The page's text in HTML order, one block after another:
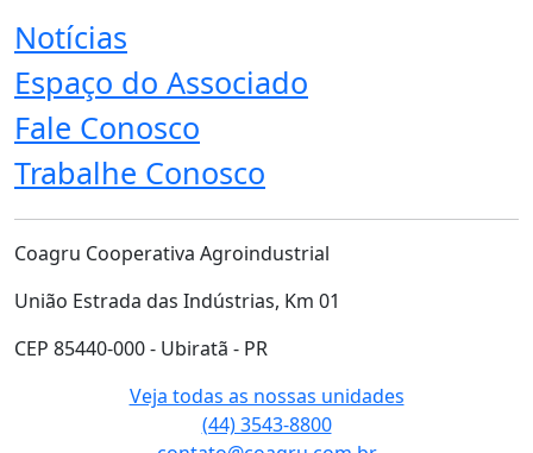
Notícias
Espaço do Associado
Fale Conosco
Trabalhe Conosco
Coagru Cooperativa Agroindustrial
União Estrada das Indústrias, Km 01
CEP 85440-000 - Ubiratã - PR
Veja todas as nossas unidades
(44) 3543-8800